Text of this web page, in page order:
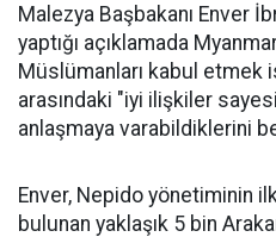
Malezya Başbakanı Enver
yaptığı açıklamada
Müslümanları kabul
arasındaki "iyi ilişkiler
anlaşmaya varabildiklerini
Enver, Nepido yönetiminin
bulunan yaklaşık 5 bin